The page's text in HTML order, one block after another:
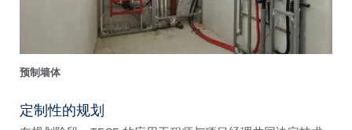
预制墙体
定制性的规划